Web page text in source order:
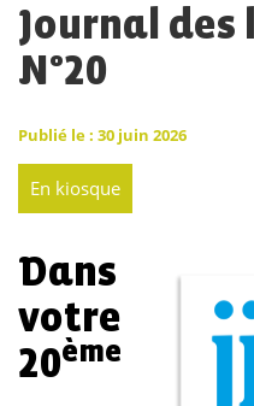
Contact
Journal des
N°20
Publié le : 30 juin 2026
En kiosque
Dans
votre
20ème